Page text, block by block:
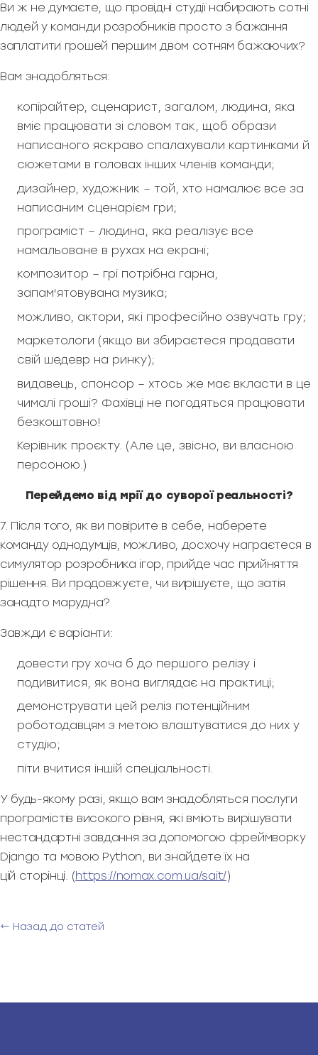
Ви ж не думаєте, що провідні студії набирають сотні
людей у команди розробників просто з бажання
заплатити грошей першим двом сотням бажаючих?
Вам знадобляться:
копірайтер, сценарист, загалом, людина, яка
вміє працювати зі словом так, щоб образи
написаного яскраво спалахували картинками й
сюжетами в головах інших членів команди;
дизайнер, художник – той, хто намалює все за
написаним сценарієм гри;
програміст – людина, яка реалізує все
намальоване в рухах на екрані;
композитор – грі потрібна гарна,
запам'ятовувана музика;
можливо, актори, які професійно озвучать гру;
маркетологи (якщо ви збираєтеся продавати
свій шедевр на ринку);
видавець, спонсор – хтось же має вкласти в це
чималі гроші? Фахівці не погодяться працювати
безкоштовно!
Керівник проєкту. (Але це, звісно, ви власною
персоною.)
Перейдемо від мрії до суворої реальності?
7. Після того, як ви повірите в себе, наберете
команду однодумців, можливо, досхочу награєтеся в
симулятор розробника ігор, прийде час прийняття
рішення. Ви продовжуєте, чи вирішуєте, що затія
занадто марудна?
Завжди є варіанти:
довести гру хоча б до першого релізу і
подивитися, як вона виглядає на практиці;
демонструвати цей реліз потенційним
роботодавцям з метою влаштуватися до них у
студію;
піти вчитися іншій спеціальності.
У будь-якому разі, якщо вам знадобляться послуги
програмістів високого рівня, які вміють вирішувати
нестандартні завдання за допомогою фреймворку
Django та мовою Python, ви знайдете їх на
цій сторінці. (https://nomax.com.ua/sait/)
← Назад до статей